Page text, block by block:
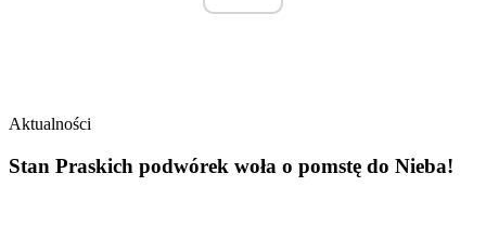
Aktualności
Stan Praskich podwórek woła o pomstę do Nieba!